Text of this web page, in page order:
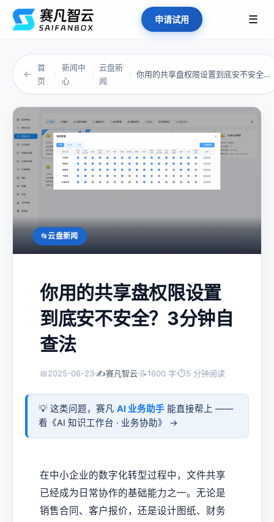
申请试用 ☰
←
首
页
›
新闻中
心
›
云盘新
闻
› 你用的共享盘权限设置到底安不安全？3分钟自查...
云盘新闻
你用的共享盘权限设置
到底安不安全？3分钟自
查法
📅2025-06-23 ✍️赛凡智云 📝1600 字 ⏱5 分钟阅读
💡 这类问题，赛凡 AI 业务助手 能直接帮上 ——
看《AI 知识工作台 · 业务协助》 →
在中小企业的数字化转型过程中，文件共享
已经成为日常协作的基础能力之一。无论是
销售合同、客户报价，还是设计图纸、财务